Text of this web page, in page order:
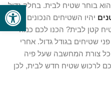
בוחר שטיח לבית. בחלק גדול
יהיו השטיחים הנכונים לכם.
קטן לבית? הכנו לכם כמה
שטיחים בגודל גדול. אחרי
כל צורת המחשבה שעל פיה
לרכוש שטיח חדש לבית, לכן
פתח